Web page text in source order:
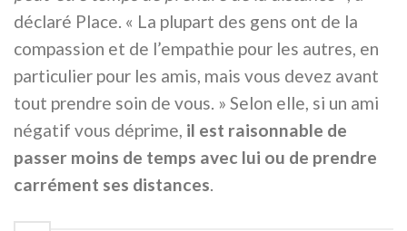
déclaré Place. « La plupart des gens ont de la
compassion et de l’empathie pour les autres, en
particulier pour les amis, mais vous devez avant
tout prendre soin de vous. » Selon elle, si un ami
négatif vous déprime, il est raisonnable de
passer moins de temps avec lui ou de prendre
carrément ses distances.